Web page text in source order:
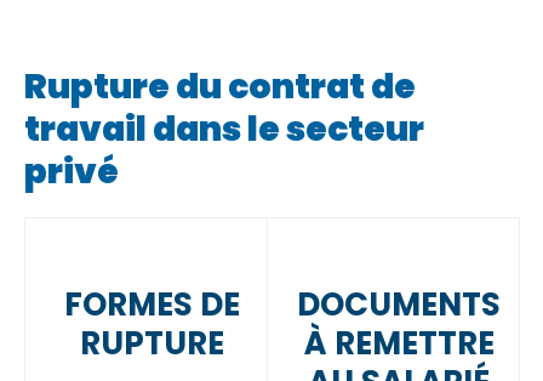
Rupture du contrat de
travail dans le secteur
privé
FORMES DE
RUPTURE
DOCUMENTS
À REMETTRE